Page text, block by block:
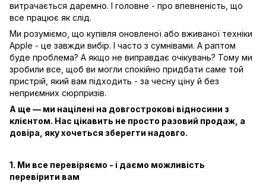
витрачається даремно. І головне - про впевненість, що
все працює як слід.
Ми розуміємо, що купівля оновленої або вживаної техніки
Apple - це завжди вибір. І часто з сумнівами. А раптом
буде проблема? А якщо не виправдає очікувань? Тому ми
зробили все, щоб ви могли спокійно придбати саме той
пристрій, який вам підходить - за чесну ціну й без
неприємних сюрпризів.
А ще — ми націлені на довгострокові відносини з
клієнтом. Нас цікавить не просто разовий продаж, а
довіра, яку хочеться зберегти надовго.
1. Ми все перевіряємо - і даємо можливість
перевірити вам